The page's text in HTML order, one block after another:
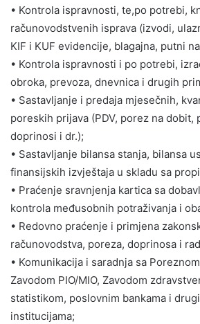
• Kontrola ispravnosti, te,po potrebi,
računovodstvenih isprava (izvodi,
KIF i KUF evidencije, blagajna, putni
• Kontrola ispravnosti i po potrebi,
obroka, prevoza, dnevnica i drugih
• Sastavljanje i predaja mjesečnih,
poreskih prijava (PDV, porez na dobit,
doprinosi i dr.);
• Sastavljanje bilansa stanja, bilansa
finansijskih izvještaja u skladu sa
• Praćenje sravnjenja kartica sa
kontrola međusobnih potraživanja i
• Redovno praćenje i primjena
računovodstva, poreza, doprinosa i
• Komunikacija i saradnja sa
Zavodom PIO/MIO, Zavodom
statistikom, poslovnim bankama i
institucijama;